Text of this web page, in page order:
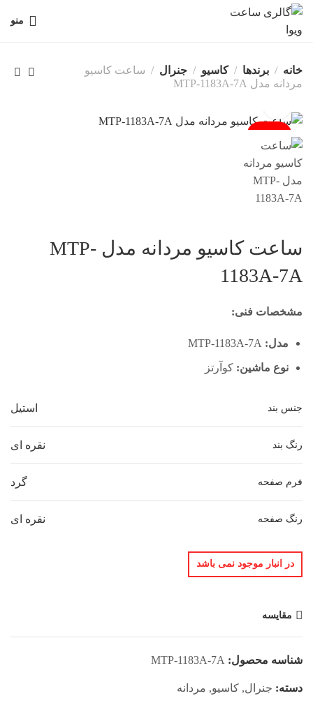
منو
خانه برندها کاسیو جنرال
ساعت کاسیو
مردانه مدل MTP-1183A-7A
ساعت کاسیو مردانه مدل MTP-
1183A-7A
مشخصات فنی:
مدل:
نوع ماشین: کوآرتز
جنس بند استیل
رنگ بند نقره ای
فرم صفحه گرد
رنگ صفحه نقره ای
در انبار موجود نمی باشد
مقایسه
شناسه محصول: MTP-1183A-7A
دسته: جنرال, کاسیو, مردانه